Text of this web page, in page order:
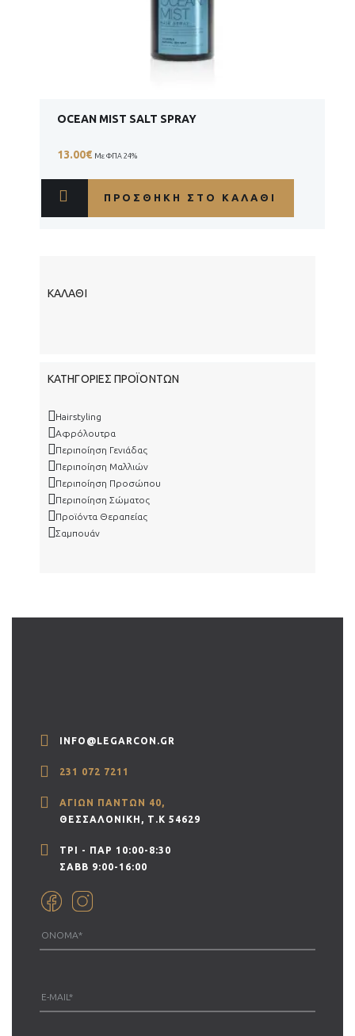
OCEAN MIST SALT SPRAY
13.00€ Με ΦΠΑ 24%
ΠΡΟΣΘΉΚΗ ΣΤΟ ΚΑΛΆΘΙ
ΚΑΛΆΘΙ
ΚΑΤΗΓΟΡΊΕΣ ΠΡΟΪΌΝΤΩΝ
Hairstyling
Αφρόλουτρα
Περιποίηση Γενιάδας
Περιποίηση Μαλλιών
Περιποίηση Προσώπου
Περιποίηση Σώματος
Προϊόντα Θεραπείας
Σαμπουάν
INFO@LEGARCON.GR
231 072 7211
ΑΓΊΩΝ ΠΆΝΤΩΝ 40,
ΘΕΣΣΑΛΟΝΊΚΗ, Τ.Κ 54629
ΤΡΙ - ΠΑΡ 10:00-8:30
ΣΑΒΒ 9:00-16:00